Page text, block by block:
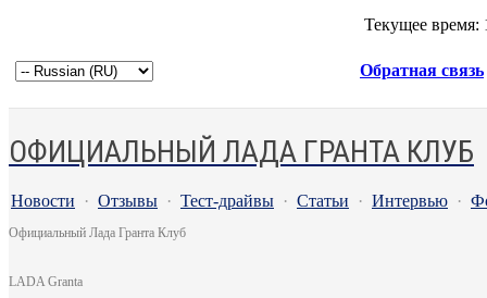
Текущее время:
Обратная связь
ОФИЦИАЛЬНЫЙ ЛАДА ГРАНТА КЛУБ
Новости · Отзывы · Тест-драйвы · Статьи · Интервью ·
Официальный Лада Гранта Клуб
LADA Granta